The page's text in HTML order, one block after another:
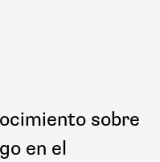
sobre
en el